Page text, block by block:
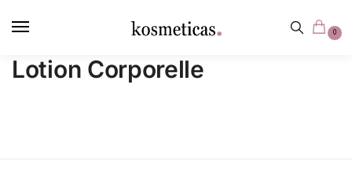
principal
0
Lotion Corporelle